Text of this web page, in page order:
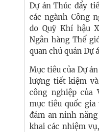
Dự án Thúc đẩy
các ngành Công
do Quỹ Khí hậu
Ngân hàng Thế
quan chủ quản Dự
Mục tiêu của Dự
lượng tiết kiệm
công nghiệp của
mục tiêu quốc
đảm an ninh
khai các nhiệm